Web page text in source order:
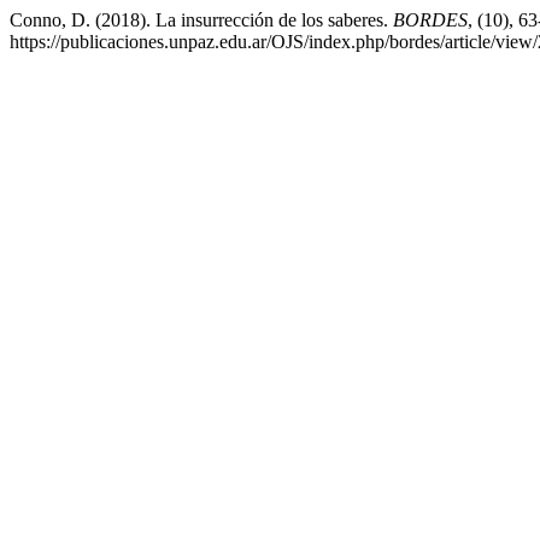
Conno, D. (2018). La insurrección de los saberes. BORDES, (10),
https://publicaciones.unpaz.edu.ar/OJS/index.php/bordes/article/